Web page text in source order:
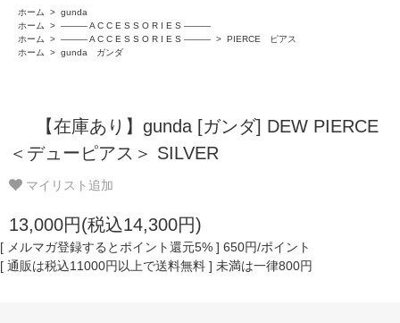
ホーム > gunda
ホーム
> ――― A C C E S S O R I E S ―――
ホーム
> ――― A C C E S S O R I E S ――― > PIERCE ピアス
ホーム
> gunda ガンダ
【在庫あり】gunda [ガンダ] DEW PIERCE
＜デューピアス＞ SILVER
マイリスト追加
13,000円(税込14,300円)
[ メルマガ登録するとポイント還元5% ] 650円/ポイント
[ 通販は税込11000円以上で送料無料 ] 未満は一律800円